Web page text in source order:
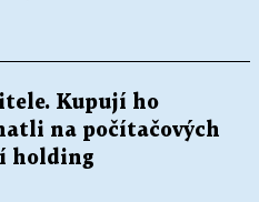
Kupují ho
na počítačových
holding